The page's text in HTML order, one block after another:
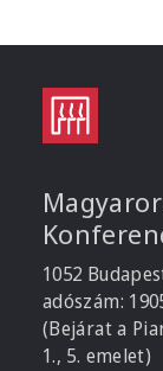
1052
adószám:
(Bejárat a
1., 5. emelet)